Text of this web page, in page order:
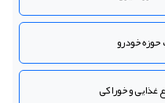
خودرو
غذایی و خوراکی